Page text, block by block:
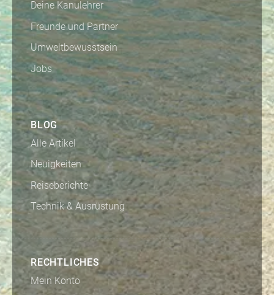
Deine Kanulehrer
Freunde und Partner
Umweltbewusstsein
Jobs
BLOG
Alle Artikel
Neuigkeiten
Reiseberichte
Technik & Ausrüstung
RECHTLICHES
Mein Konto